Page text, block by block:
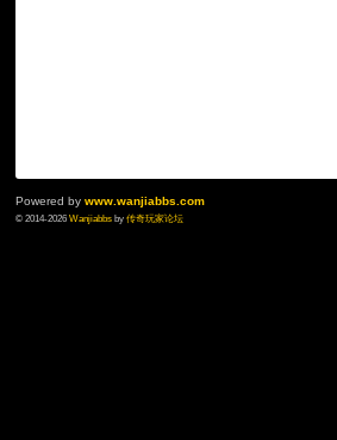
Powered bywww.wanjiabbs.com
© 2014-2026Wanjiabbs by传奇玩家论坛